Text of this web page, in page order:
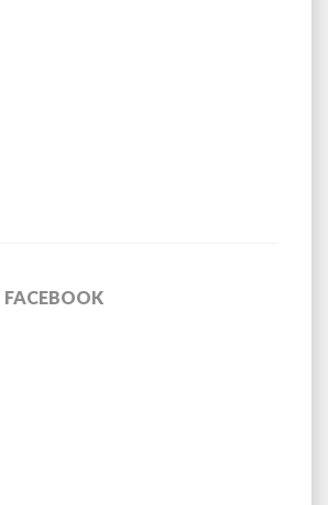
FACEBOOK